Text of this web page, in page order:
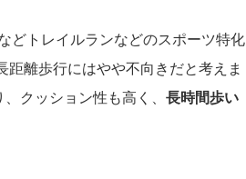
どトレイルランなどのスポーツ特化
離歩行にはやや不向きだと考えま
クッション性も高く、 長時間歩い